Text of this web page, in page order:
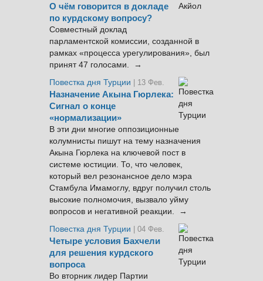
О чём говорится в докладе
по курдскому вопросу?
Совместный доклад
парламентской комиссии, созданной в
рамках «процесса урегулирования», был
принят 47 голосами. →
Повестка дня Турции
| 13 Фев.
Назначение Акына Гюрлека:
Сигнал о конце
«нормализации»
В эти дни многие оппозиционные
колумнисты пишут на тему назначения
Акына Гюрлека на ключевой пост в
системе юстиции. То, что человек,
который вел резонансное дело мэра
Стамбула Имамоглу, вдруг получил столь
высокие полномочия, вызвало уйму
вопросов и негативной реакции. →
Повестка дня Турции
| 04 Фев.
Четыре условия Бахчели
для решения курдского
вопроса
Во вторник лидер Партии